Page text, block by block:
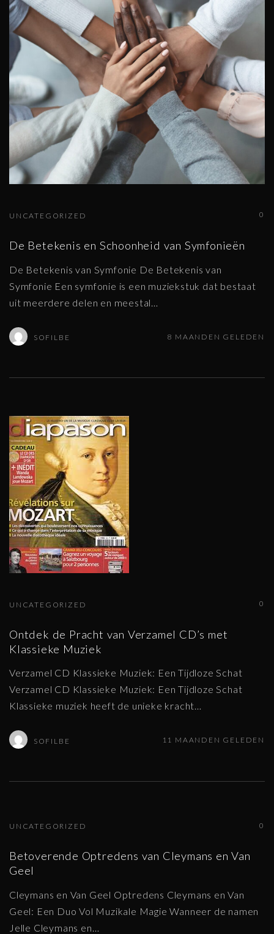
0
UNCATEGORIZED
De Betekenis en Schoonheid van Symfonieën
De Betekenis van Symfonie De Betekenis van
Symfonie Een symfonie is een muziekstuk dat bestaat
uit meerdere delen en meestal
SOFILBE 8 MAANDEN GELEDEN
0
UNCATEGORIZED
Ontdek de Pracht van Verzamel CD’s met
Klassieke Muziek
Verzamel CD Klassieke Muziek: Een Tijdloze Schat
Verzamel CD Klassieke Muziek: Een Tijdloze Schat
Klassieke muziek heeft de unieke kracht…
SOFILBE 11 MAANDEN GELEDEN
0
UNCATEGORIZED
Betoverende Optredens van Cleymans en Van
Geel
Cleymans en Van Geel Optredens Cleymans en Van
Geel: Een Duo Vol Muzikale Magie Wanneer de namen
Jelle Cleymans en…